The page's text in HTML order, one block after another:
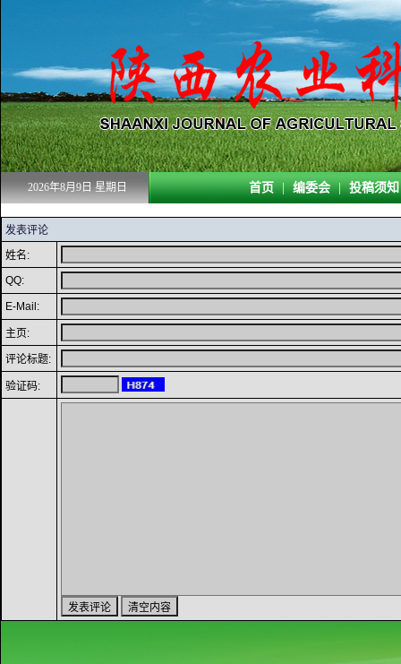
2026年8月9日 星期日 首页 | 编委会 | 投稿须知
发表评论
姓名:
QQ:
E-Mail:
主页:
评论标题:
验证码: